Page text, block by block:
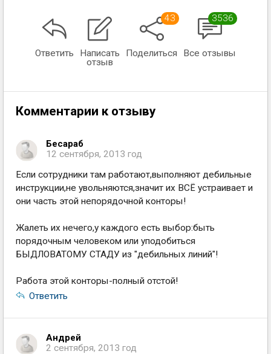
Ответить
Написать
отзыв
43
Поделиться
3536
Все отзывы
Комментарии к отзыву
Бесараб
12 сентября, 2013 год
Если сотрудники там работают,выполняют дебильные
инструкции,не увольняются,значит их ВСЁ устраивает и
они часть этой непорядочной конторы!
Жалеть их нечего,у каждого есть выбор:быть
порядочным человеком или уподобиться
БЫДЛОВАТОМУ СТАДУ из "дебильных линий"!
Работа этой конторы-полный отстой!
Ответить
Андрей
2 сентября, 2013 год